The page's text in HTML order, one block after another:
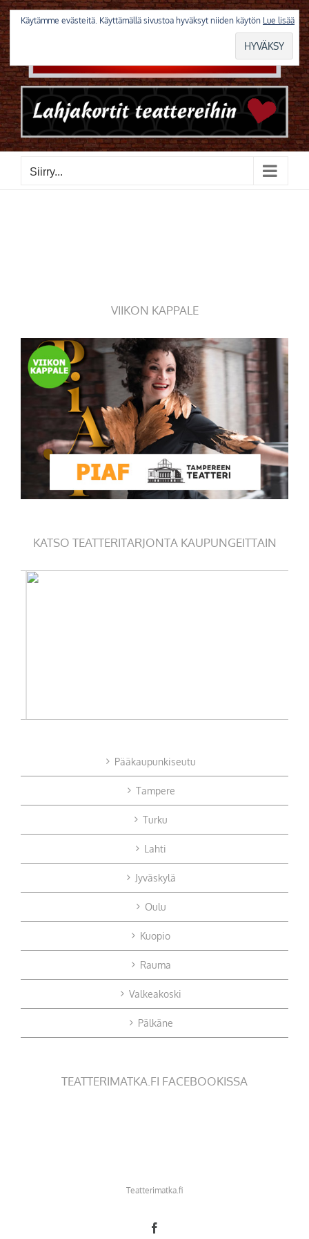
Skip
to
content
Siirry...
VIIKON KAPPALE
KATSO TEATTERITARJONTA KAUPUNGEITTAIN
Pääkaupunkiseutu
Tampere
Turku
Lahti
Jyväskylä
Oulu
Kuopio
Rauma
Valkeakoski
Pälkäne
TEATTERIMATKA.FI FACEBOOKISSA
Teatterimatka.fi
Käytämme evästeitä. Käyttämällä sivustoa hyväksyt niiden käytön Lue lisää